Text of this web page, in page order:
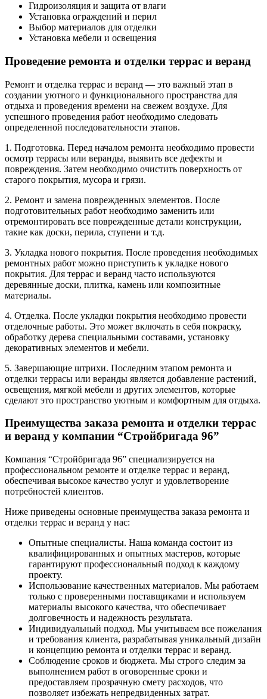
Гидроизоляция и защита от влаги
Установка ограждений и перил
Выбор материалов для отделки
Установка мебели и освещения
Проведение ремонта и отделки террас и веранд
Ремонт и отделка террас и веранд — это важный этап в
создании уютного и функционального пространства для
отдыха и проведения времени на свежем воздухе. Для
успешного проведения работ необходимо следовать
определенной последовательности этапов.
1. Подготовка. Перед началом ремонта необходимо провести
осмотр террасы или веранды, выявить все дефекты и
повреждения. Затем необходимо очистить поверхность от
старого покрытия, мусора и грязи.
2. Ремонт и замена поврежденных элементов. После
подготовительных работ необходимо заменить или
отремонтировать все поврежденные детали конструкции,
такие как доски, перила, ступени и т.д.
3. Укладка нового покрытия. После проведения необходимых
ремонтных работ можно приступить к укладке нового
покрытия. Для террас и веранд часто используются
деревянные доски, плитка, камень или композитные
материалы.
4. Отделка. После укладки покрытия необходимо провести
отделочные работы. Это может включать в себя покраску,
обработку дерева специальными составами, установку
декоративных элементов и мебели.
5. Завершающие штрихи. Последним этапом ремонта и
отделки террасы или веранды является добавление растений,
освещения, мягкой мебели и других элементов, которые
сделают это пространство уютным и комфортным для отдыха.
Преимущества заказа ремонта и отделки террас
и веранд у компании “Стройбригада 96”
Компания “Стройбригада 96” специализируется на
профессиональном ремонте и отделке террас и веранд,
обеспечивая высокое качество услуг и удовлетворение
потребностей клиентов.
Ниже приведены основные преимущества заказа ремонта и
отделки террас и веранд у нас:
Опытные специалисты. Наша команда состоит из
квалифицированных и опытных мастеров, которые
гарантируют профессиональный подход к каждому
проекту.
Использование качественных материалов. Мы работаем
только с проверенными поставщиками и используем
материалы высокого качества, что обеспечивает
долговечность и надежность результата.
Индивидуальный подход. Мы учитываем все пожелания
и требования клиента, разрабатывая уникальный дизайн
и концепцию ремонта и отделки террас и веранд.
Соблюдение сроков и бюджета. Мы строго следим за
выполнением работ в оговоренные сроки и
предоставляем прозрачную смету расходов, что
позволяет избежать непредвиденных затрат.